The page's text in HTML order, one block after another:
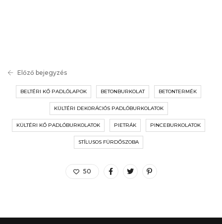
Előző bejegyzés
BELTÉRI KŐ PADLÓLAPOK BETONBURKOLAT BETONTERMÉK
KÜLTÉRI DEKORÁCIÓS PADLÓBURKOLATOK
KÜLTÉRI KŐ PADLÓBURKOLATOK PIETRÁK PINCEBURKOLATOK
STÍLUSOS FÜRDŐSZOBA
50